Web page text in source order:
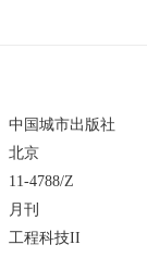
中国城市出版社
北京
11-4788/Z
月刊
工程科技II